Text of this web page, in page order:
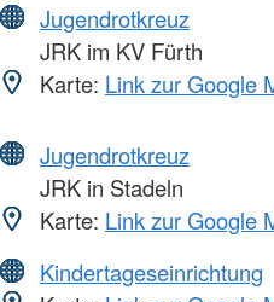
Jugendrotkreuz
JRK im KV Fürth
Karte: Link zur Google
Jugendrotkreuz
JRK in Stadeln
Karte: Link zur Google
Kindertageseinrichtung